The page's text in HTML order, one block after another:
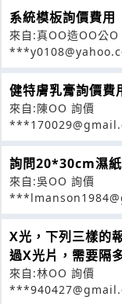
系統模板詢價費用
來自:真OO造OO公O
健特膚乳膏詢價費
來自:陳OO 詢價
詢問20*30cm濕
來自:吳OO 詢價
X光，下列三樣的
過X光片，需要隔
來自:林OO 詢價